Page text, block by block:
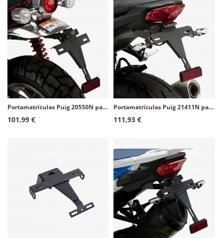
Portamatrículas Puig 20550N para Honda Monkey 125 (18-24)
101,99 €
Portamatrículas Puig 21411N para Yamaha MT-10 (22-26)
111,93 €